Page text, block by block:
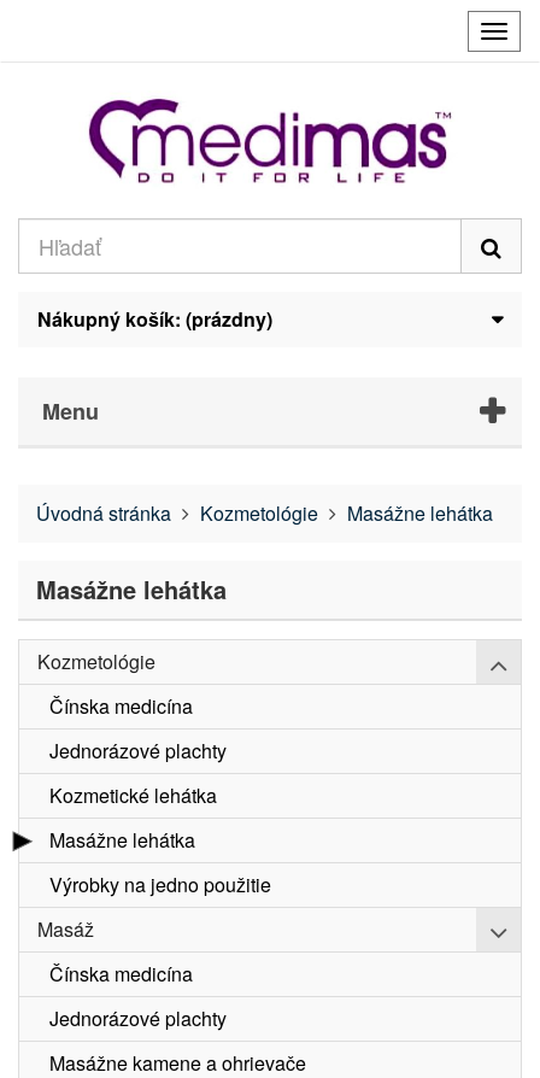
Nákupný košík: (prázdny)
Menu
Úvodná stránka Kozmetológie Masážne lehátka
Masážne lehátka
Kozmetológie
Čínska medicína
Jednorázové plachty
Kozmetické lehátka
Masážne lehátka
Výrobky na jedno použitie
Masáž
Čínska medicína
Jednorázové plachty
Masážne kamene a ohrievače